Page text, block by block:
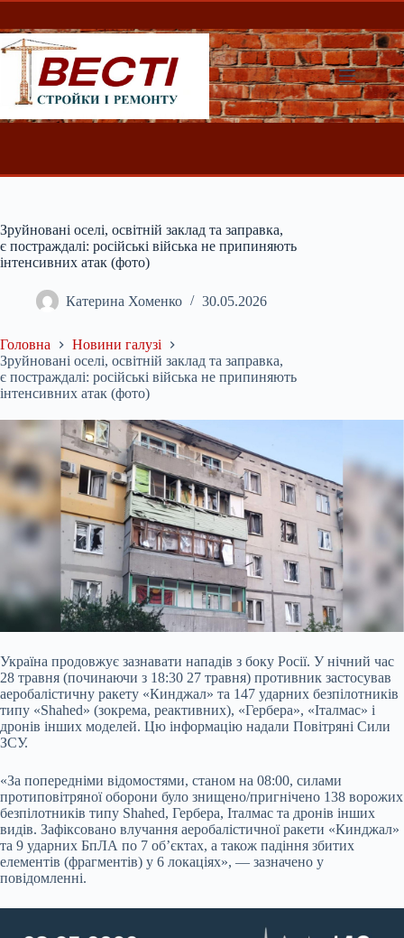
Перейти
вмісту
Зруйновані оселі, освітній заклад та заправка,
є постраждалі: російські війська не припиняють
інтенсивних атак (фото)
Катерина Хоменко 30.05.2026
Головна
Новини галузі
Зруйновані оселі, освітній заклад та заправка,
є постраждалі: російські війська не припиняють
інтенсивних атак (фото)
Україна продовжує зазнавати нападів з боку Росії. У нічний час
28 травня (починаючи з 18:30 27 травня) противник застосував
аеробалістичну ракету «Кинджал» та 147 ударних безпілотників
типу «Shahed» (зокрема, реактивних), «Гербера», «Італмас» і
дронів інших моделей. Цю інформацію надали Повітряні Сили
ЗСУ.
«За попередніми відомостями, станом на 08:00, силами
протиповітряної оборони було знищено/пригнічено 138 ворожих
безпілотників типу Shahed, Гербера, Італмас та дронів інших
видів. Зафіксовано влучання аеробалістичної ракети «Кинджал»
та 9 ударних БпЛА по 7 об’єктах, а також падіння збитих
елементів (фрагментів) у 6 локаціях», — зазначено у
повідомленні.